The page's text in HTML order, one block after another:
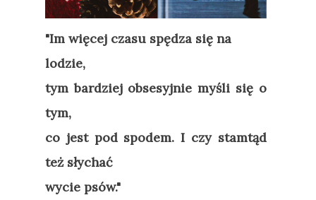
"Im więcej czasu spędza się na
lodzie,
tym bardziej obsesyjnie myśli się o
tym,
co jest pod spodem. I czy stamtąd
też słychać
wycie psów."